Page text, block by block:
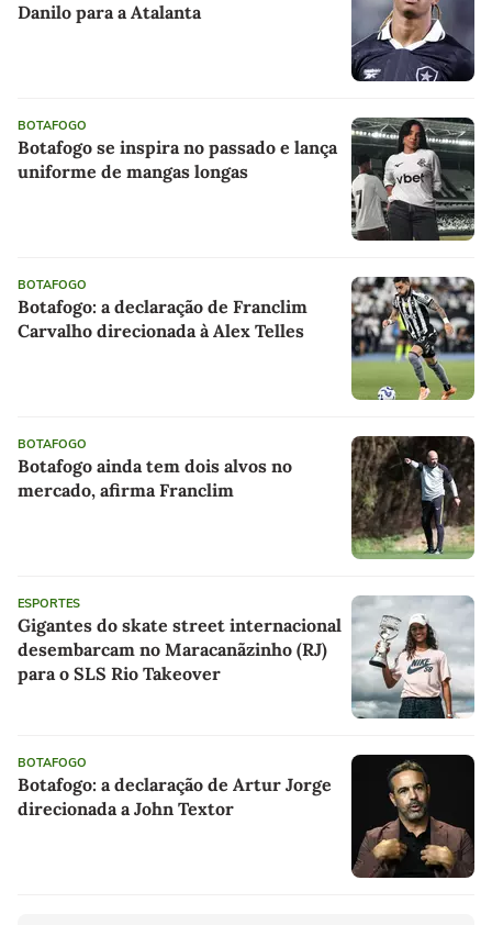
Danilo para a Atalanta
BOTAFOGO
Botafogo se inspira no passado e lança
uniforme de mangas longas
BOTAFOGO
Botafogo: a declaração de Franclim
Carvalho direcionada à Alex Telles
BOTAFOGO
Botafogo ainda tem dois alvos no
mercado, afirma Franclim
ESPORTES
Gigantes do skate street internacional
desembarcam no Maracanãzinho (RJ)
para o SLS Rio Takeover
BOTAFOGO
Botafogo: a declaração de Artur Jorge
direcionada a John Textor